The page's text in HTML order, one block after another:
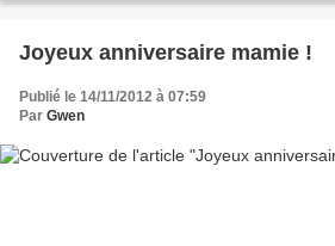
Joyeux anniversaire mamie !
Publié le 14/11/2012 à 07:59
Par Gwen